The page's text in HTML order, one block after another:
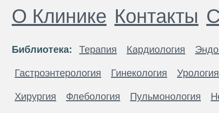
О Клинике Контакты
Библиотека: Терапия Кардиология
Гастроэнтерология Гинекология Урология
Хирургия Флебология Пульмонология